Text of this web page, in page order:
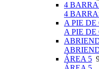
4
4
A PIE
A PIE
ÁREA 5